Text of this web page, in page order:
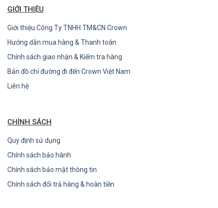
GIỚI THIỆU
Giới thiệu Công Ty TNHH TM&CN Crown
Hướng dẫn mua hàng & Thanh toán
Chính sách giao nhận & Kiểm tra hàng
Bản đồ chỉ đường đi đến Crown Việt Nam
Liên hệ
CHÍNH SÁCH
Quy định sử dụng
Chính sách bảo hành
Chính sách bảo mật thông tin
Chính sách đổi trả hàng & hoàn tiền